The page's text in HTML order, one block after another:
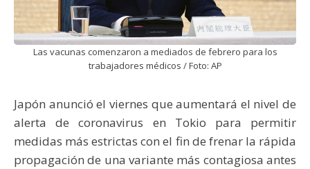
Las vacunas comenzaron a mediados de febrero para los
trabajadores médicos / Foto: AP
Japón anunció el viernes que aumentará el nivel de
alerta de coronavirus en Tokio para permitir
medidas más estrictas con el fin de frenar la rápida
propagación de una variante más contagiosa antes